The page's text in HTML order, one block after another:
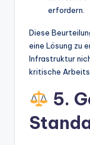
erfordern.
Diese
eine Lösung zu
Infrastruktur
kritische
5.